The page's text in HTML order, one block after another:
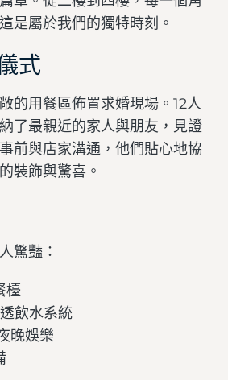
是屬於我們的獨特時刻。
式
的用餐區佈置求婚現場。12人
了最親近的家人與朋友，見證
前與店家溝通，他們貼心地協
裝飾與驚喜。
驚豔：
檯
飲水系統
晚娛樂